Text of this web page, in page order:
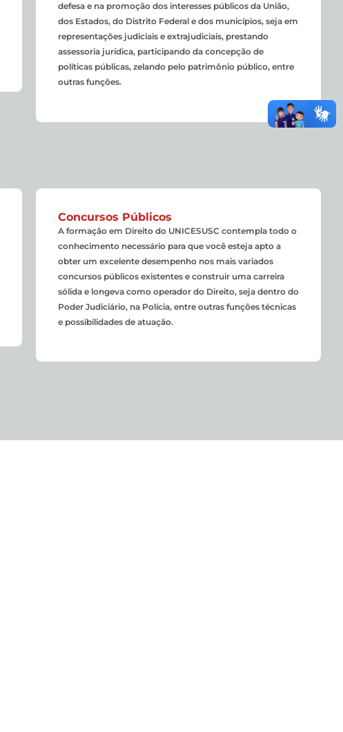
defesa e na promoção dos interesses públicos da União,
dos Estados, do Distrito Federal e dos municípios, seja em
representações judiciais e extrajudiciais, prestando
assessoria jurídica, participando da concepção de
políticas públicas, zelando pelo patrimônio público, entre
outras funções.
Concursos Públicos
A formação em Direito do UNICESUSC contempla todo o
conhecimento necessário para que você esteja apto a
obter um excelente desempenho nos mais variados
concursos públicos existentes e construir uma carreira
sólida e longeva como operador do Direito, seja dentro do
Poder Judiciário, na Polícia, entre outras funções técnicas
e possibilidades de atuação.